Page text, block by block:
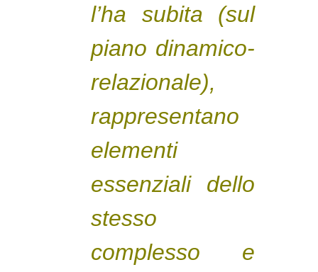
l’ha subita (sul
piano dinamico-
relazionale),
rappresentano
elementi
essenziali dello
stesso
complesso e